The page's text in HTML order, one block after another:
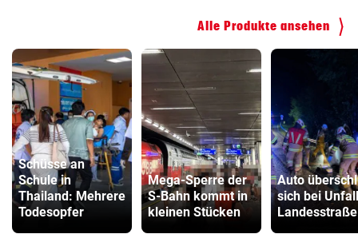
Alle Produkte ansehen
Schüsse an
Schule in
Thailand: Mehrere
Todesopfer
Mega-Sperre der
S-Bahn kommt in
kleinen Stücken
Auto
sich bei
Landesstraße